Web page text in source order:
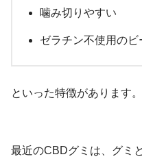
噛み切りやすい
ゼラチン不使用の
といった特徴があります。
最近のCBDグミは、グミ